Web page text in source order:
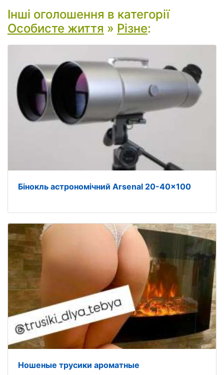
Інші оголошення в категорії
Особисте життя » Різне:
Бінокль астрономічний Arsenal 20-40x100
Ношеные трусики ароматные